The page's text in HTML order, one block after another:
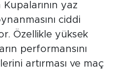
yaz
ciddi
Özellikle yüksek
performansını
artırması ve maç